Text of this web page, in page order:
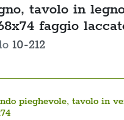
tavolo in
faggio
10-212
pieghevole, tavolo in